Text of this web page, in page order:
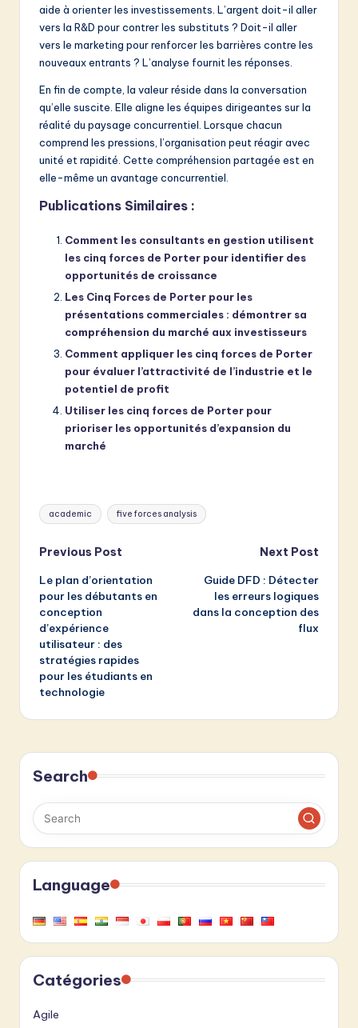
aide à orienter les investissements. L’argent doit-il aller
vers la R&D pour contrer les substituts ? Doit-il aller
vers le marketing pour renforcer les barrières contre les
nouveaux entrants ? L’analyse fournit les réponses.
En fin de compte, la valeur réside dans la conversation
qu’elle suscite. Elle aligne les équipes dirigeantes sur la
réalité du paysage concurrentiel. Lorsque chacun
comprend les pressions, l’organisation peut réagir avec
unité et rapidité. Cette compréhension partagée est en
elle-même un avantage concurrentiel.
Publications Similaires :
Comment les consultants en gestion utilisent
les cinq forces de Porter pour identifier des
opportunités de croissance
Les Cinq Forces de Porter pour les
présentations commerciales : démontrer sa
compréhension du marché aux investisseurs
Comment appliquer les cinq forces de Porter
pour évaluer l’attractivité de l’industrie et le
potentiel de profit
Utiliser les cinq forces de Porter pour
prioriser les opportunités d’expansion du
marché
Tags:
academic five forces analysis
Post
navigation
Previous Post
Le plan d’orientation
pour les débutants en
conception
d’expérience
utilisateur : des
stratégies rapides
pour les étudiants en
technologie
Next Post
Guide DFD : Détecter
les erreurs logiques
dans la conception des
flux
Search
Language
Catégories
Agile